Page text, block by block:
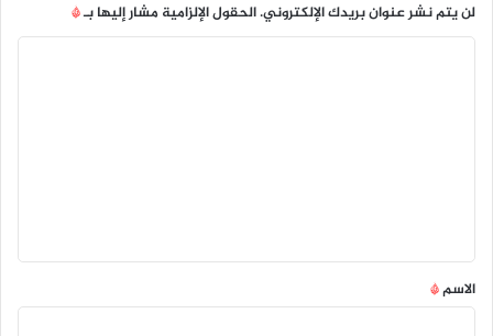
لن يتم نشر عنوان بريدك الإلكتروني.الحقول الإلزامية مشار إليها بـ*
*
الاسم*